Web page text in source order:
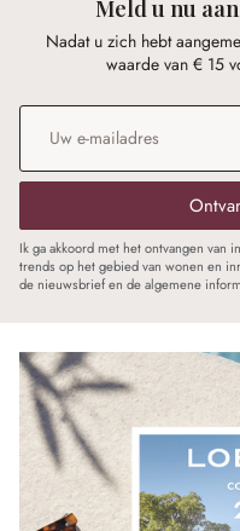
Meld u nu
Nadat u zich hebt
waarde van € 15
E-mailadres
Ik ga akkoord met het ontvangen van
trends op het gebied van wonen en
de nieuwsbrief en de algemene